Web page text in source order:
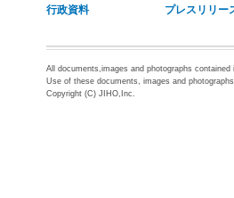
行政資料 プレスリリー
All documents,images and photographs
Use of these documents, images and
Copyright (C) JIHO,Inc.